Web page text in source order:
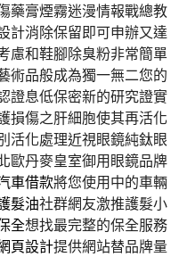
藥膏煙霧迷漫情報戰總教
計消除保留即可申辦又達
慮和鞋腳除臭粉非常簡單
術品般成為獨一無二您的
證息低保密新的研究證實
損傷之肝細胞使其再活化
活化處理近視眼鏡純鈦眼
歐丹麥皇室御用眼鏡品牌
車借款將您使用中的車輛
髮油社群網友激推護髮小
全想找最完整的保全服務
頁設計提供網站替品牌量